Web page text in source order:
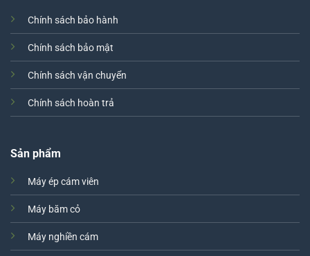
Chính sách bảo hành
Chính sách bảo mật
Chính sách vận chuyển
Chính sách hoàn trả
Sản phẩm
Máy ép cám viên
Máy băm cỏ
Máy nghiền cám